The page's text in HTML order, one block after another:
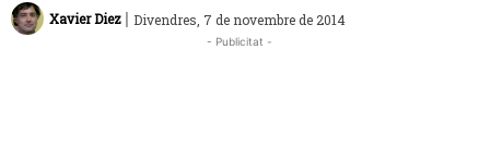
Xavier Diez | Divendres, 7 de novembre de 2014
- Publicitat -